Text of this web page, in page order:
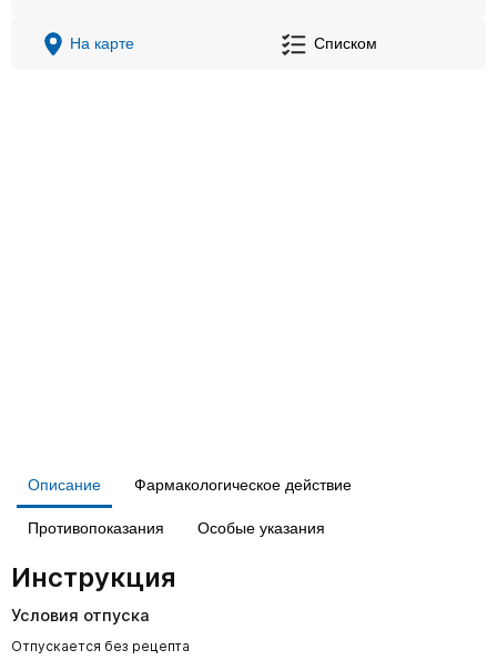
На карте Списком
Описание Фармакологическое действие
Противопоказания Особые указания
Инструкция
Условия отпуска
Отпускается без рецепта